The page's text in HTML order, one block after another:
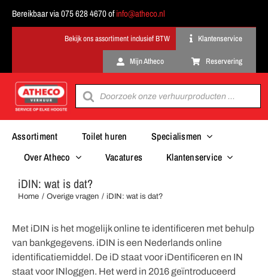
Bereikbaar via 075 628 4670 ofinfo@atheco.nl
Klantenservice
Mijn Atheco Reservering
Producten
zoeken
Assortiment Toilet huren
Specialismen
Over Atheco
Vacatures Klantenservice
iDIN: wat is dat?
Home Overige vragen iDIN: wat is dat?
Met iDIN is het mogelijk online te identificeren met behulp
van bankgegevens. iDIN is een Nederlands online
identificatiemiddel. De iD staat voor iDentificeren en IN
staat voor INloggen. Het werd in 2016 geïntroduceerd